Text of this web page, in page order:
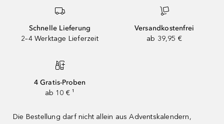
Schnelle Lieferung
2–4 Werktage Lieferzeit
Versandkostenfrei
ab 39,95 €
4 Gratis-Proben
ab 10 € ¹
Die Bestellung darf nicht allein aus Adventskalendern,